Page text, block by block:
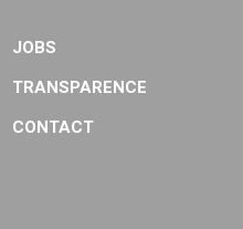
JOBS
TRANSPARENCE
CONTACT